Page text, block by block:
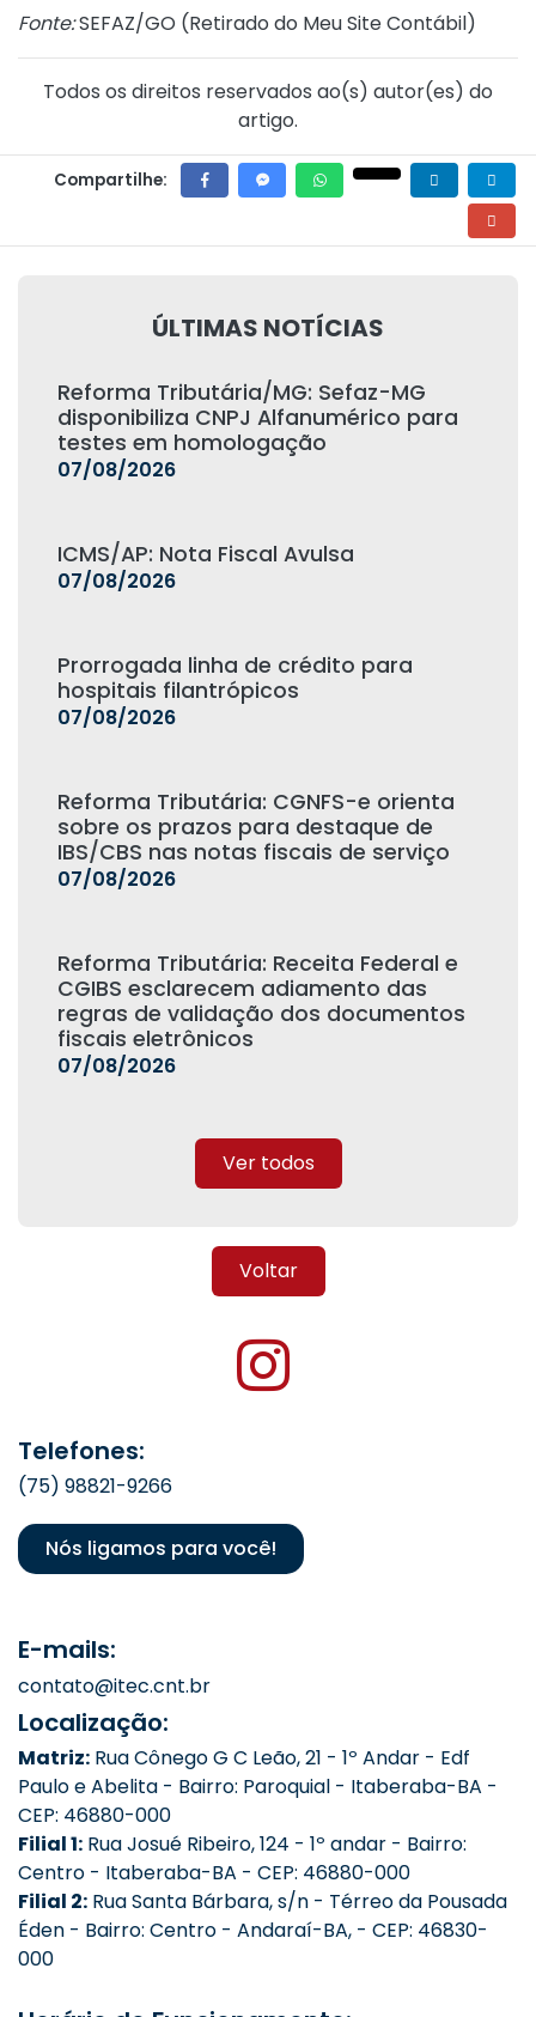
Fonte:SEFAZ/GO (Retirado do Meu Site Contábil)
Todos os direitos reservados ao(s) autor(es) do
artigo.
Compartilhe:
ÚLTIMAS NOTÍCIAS
Reforma Tributária/MG: Sefaz-MG
disponibiliza CNPJ Alfanumérico para
testes em homologação
07/08/2026
ICMS/AP: Nota Fiscal Avulsa
07/08/2026
Prorrogada linha de crédito para
hospitais filantrópicos
07/08/2026
Reforma Tributária: CGNFS-e orienta
sobre os prazos para destaque de
IBS/CBS nas notas fiscais de serviço
07/08/2026
Reforma Tributária: Receita Federal e
CGIBS esclarecem adiamento das
regras de validação dos documentos
fiscais eletrônicos
07/08/2026
Ver todos
Voltar
Telefones:
(75) 98821-9266
Nós ligamos para você!
E-mails:
contato@itec.cnt.br
Localização:
Matriz: Rua Cônego G C Leão, 21 - 1º Andar - Edf
Paulo e Abelita - Bairro: Paroquial - Itaberaba-BA -
CEP: 46880-000
Filial 1: Rua Josué Ribeiro, 124 - 1º andar - Bairro:
Centro - Itaberaba-BA - CEP: 46880-000
Filial 2: Rua Santa Bárbara, s/n - Térreo da Pousada
Éden - Bairro: Centro - Andaraí-BA, - CEP: 46830-
000